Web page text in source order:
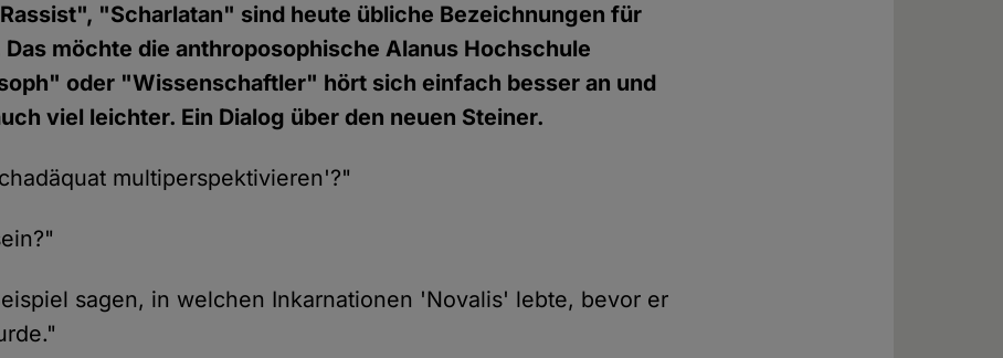
"Scharlatan" sind heute übliche Bezeichnungen für
Das möchte die anthroposophische Alanus Hochschule
oder "Wissenschaftler" hört sich einfach besser an und
viel leichter. Ein Dialog über den neuen Steiner.
multiperspektivieren'?"
sagen, in welchen Inkarnationen 'Novalis' lebte, bevor er